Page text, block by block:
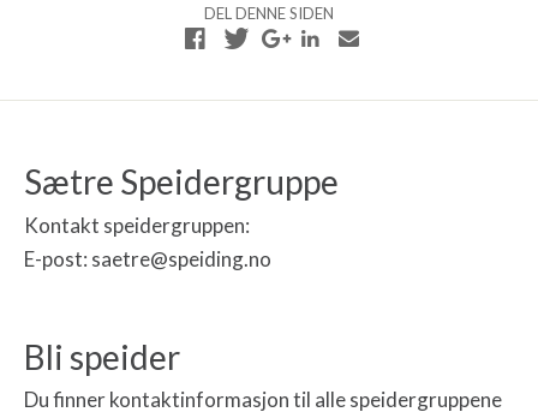
DEL DENNE SIDEN
Sætre Speidergruppe
Kontakt speidergruppen:
E-post: saetre@speiding.no
Bli speider
Du finner kontaktinformasjon til alle speidergruppene